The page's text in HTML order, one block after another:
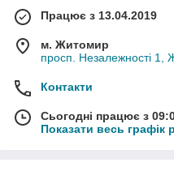
Працює з 13.04.2019
м. Житомир
просп. Незалежності 1,
Контакти
Сьогодні працює з
Показати весь графік